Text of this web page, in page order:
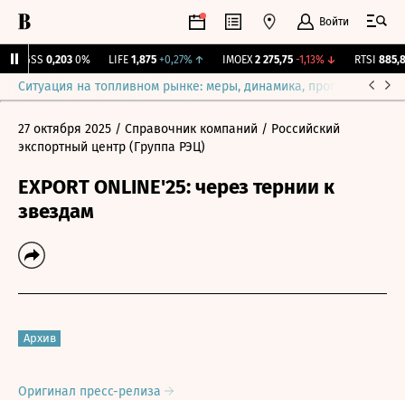
Войти
RGSS 0,203 0% LIFE 1,875 +0,27%↑ IMOEX 2 275,75 -1,13%↓ RTSI 885,85
Ситуация на топливном рынке: меры, динамика, прогнозы
27 октября 2025 / Справочник компаний / Российский
экспортный центр (Группа РЭЦ)
EXPORT ONLINE'25: через тернии к
звездам
Архив
Оригинал пресс-релиза